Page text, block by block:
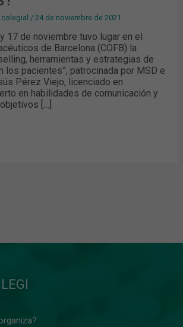
/24 de noviembre de 2021
17 de noviembre tuvo lugar en el
de Barcelona (COFB) la
herramientas y estrategias de
los pacientes”, patrocinada por MSD e
Pérez Viejo, licenciado en
en habilidades de comunicación y
[…]